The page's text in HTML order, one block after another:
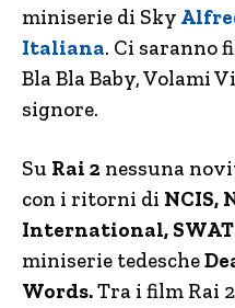
miniserie di Sky
Italiana. Ci saranno
Bla Bla Baby, Volami
signore.
Su Rai 2 nessuna
con i ritorni di NCIS,
International, SWAT
miniserie tedesche
Words.Tra i film Rai